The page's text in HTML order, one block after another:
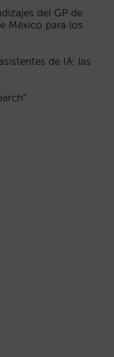
del GP de
México para los
de IA: las